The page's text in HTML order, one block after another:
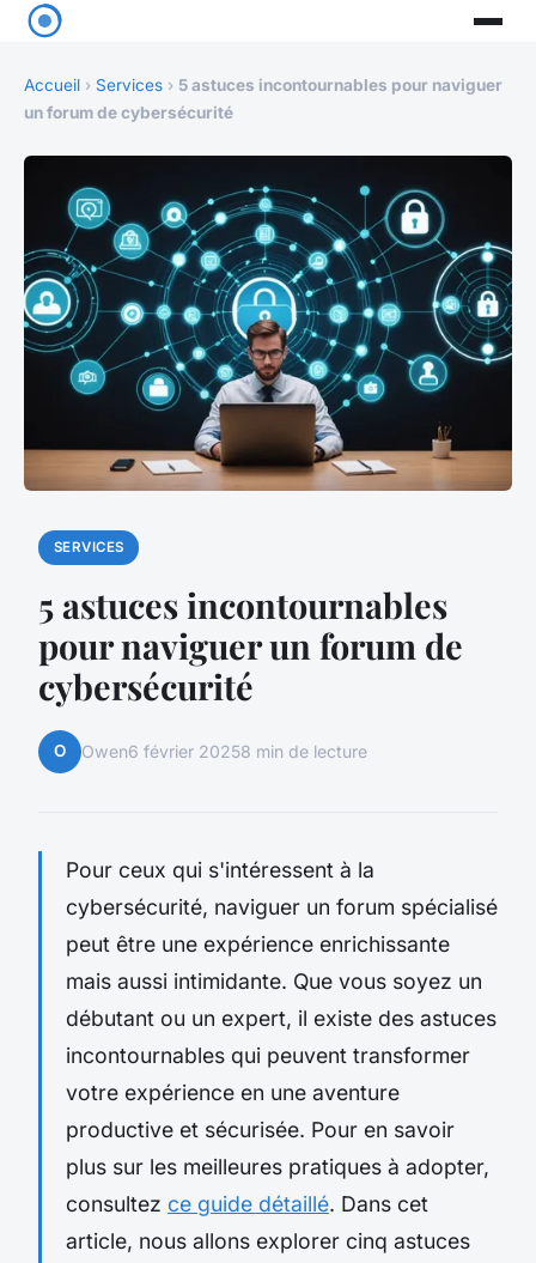
Accueil › Services › 5 astuces incontournables pour naviguer
un forum de cybersécurité
SERVICES
5 astuces incontournables
pour naviguer un forum de
cybersécurité
O Owen6 février 20258 min de lecture
Pour ceux qui s'intéressent à la
cybersécurité, naviguer un forum spécialisé
peut être une expérience enrichissante
mais aussi intimidante. Que vous soyez un
débutant ou un expert, il existe des astuces
incontournables qui peuvent transformer
votre expérience en une aventure
productive et sécurisée. Pour en savoir
plus sur les meilleures pratiques à adopter,
consultez ce guide détaillé. Dans cet
article, nous allons explorer cinq astuces